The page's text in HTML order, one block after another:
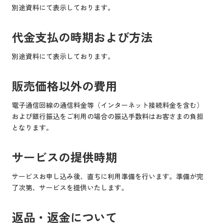
別途資料にて表示しております。
代金支払の時期および方法
別途資料にて表示しております。
販売価格以外の費用
電子通信回線の通信料金等（インターネット接続料金を含む）
および銀行振込をご利用の場合の振込手数料はお客さまの負担
となります。
サービスの提供時期
サービスお申し込み後、直ちに利用準備を行います。準備が完
了次第、サービスを提供いたします。
返品・返金について